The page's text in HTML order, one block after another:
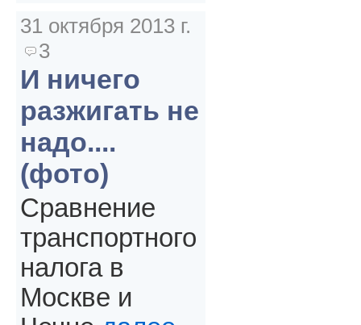
31 октября 2013 г.
3
И ничего
разжигать не
надо....
(фото)
Сравнение
транспортного
налога в
Москве и